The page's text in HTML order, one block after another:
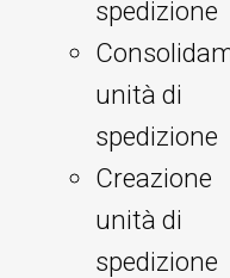
spedizione
unità di
spedizione
Creazione
unità di
spedizione